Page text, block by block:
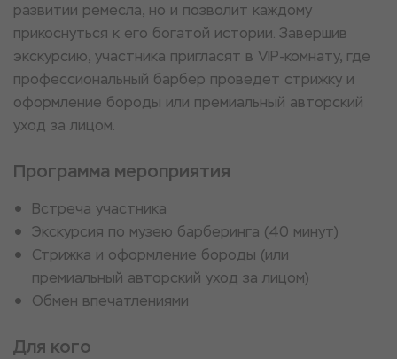
развитии ремесла, но и позволит каждому
прикоснуться к его богатой истории. Завершив
экскурсию, участника пригласят в VIP-комнату, где
профессиональный барбер проведет стрижку и
оформление бороды или премиальный авторский
уход за лицом.
Программа мероприятия
Встреча участника
Экскурсия по музею барберинга (40 минут)
Стрижка и оформление бороды (или
премиальный авторский уход за лицом)
Обмен впечатлениями
Для кого